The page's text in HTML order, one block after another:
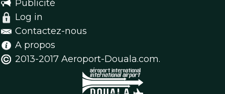
Publicité
Log in
Contactez-nous
A propos
2013-2017 Aeroport-Douala.com.